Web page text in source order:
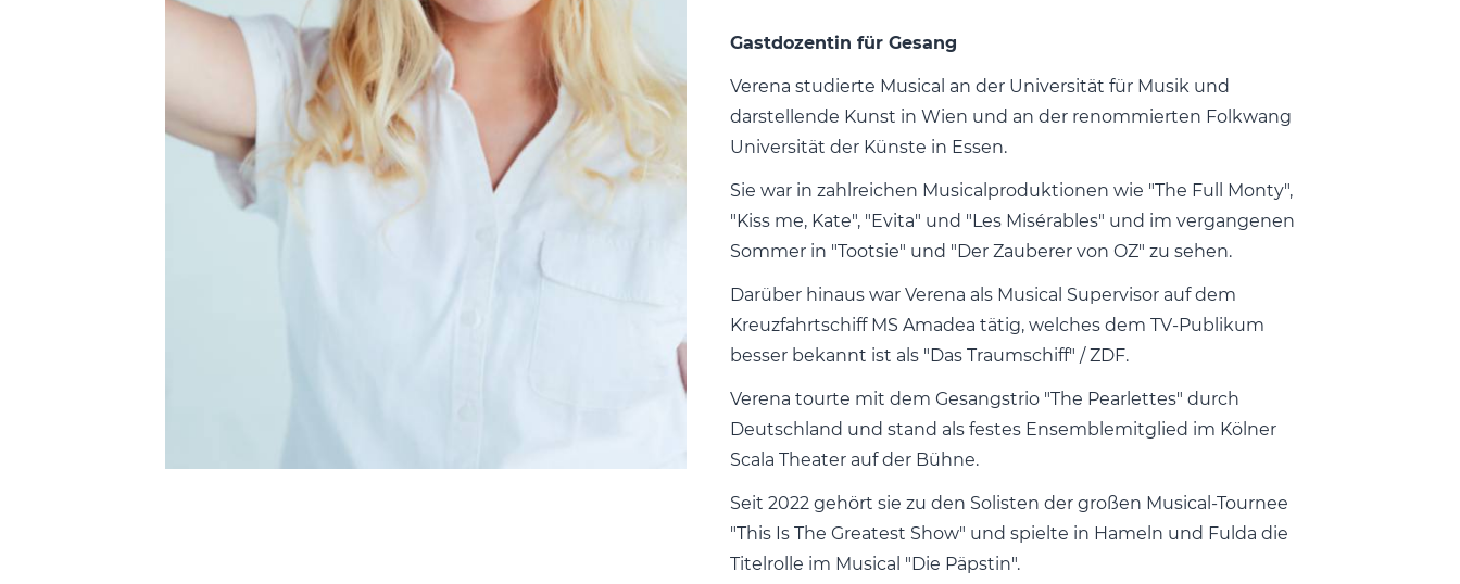
Gastdozentin für Gesang
Verena studierte Musical an der Universität für Musik und
darstellende Kunst in Wien und an der renommierten Folkwang
Universität der Künste in Essen.
Sie war in zahlreichen Musicalproduktionen wie "The Full Monty",
"Kiss me, Kate", "Evita" und "Les Misérables" und im vergangenen
Sommer in "Tootsie" und "Der Zauberer von OZ" zu sehen.
Darüber hinaus war Verena als Musical Supervisor auf dem
Kreuzfahrtschiff MS Amadea tätig, welches dem TV-Publikum
besser bekannt ist als "Das Traumschiff" / ZDF.
Verena tourte mit dem Gesangstrio "The Pearlettes" durch
Deutschland und stand als festes Ensemblemitglied im Kölner
Scala Theater auf der Bühne.
Seit 2022 gehört sie zu den Solisten der großen Musical-Tournee
"This Is The Greatest Show" und spielte in Hameln und Fulda die
Titelrolle im Musical "Die Päpstin".